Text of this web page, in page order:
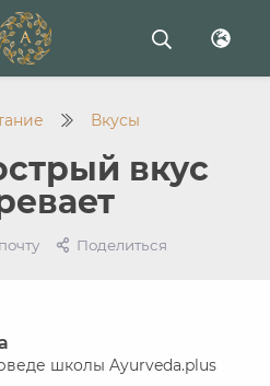
Вкусы
вкус
Поделиться
школы Ayurveda.plus